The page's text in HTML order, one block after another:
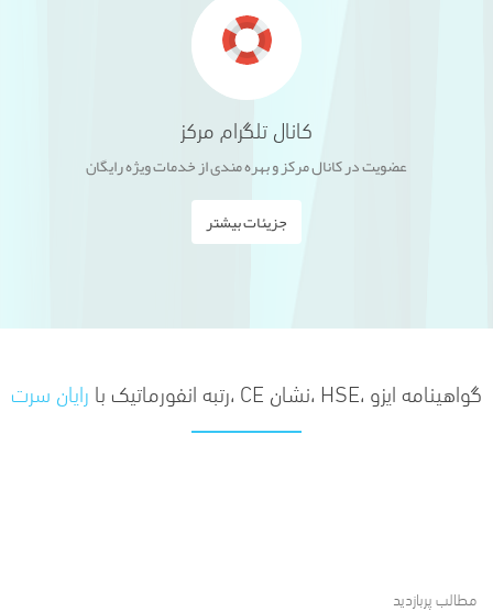
کانال تلگرام مرکز
عضویت در کانال مرکز و بهره مندی از خدمات ویژه رایگان
جزیئات بیشتر
گواهینامه ایزو ،HSE ،نشان CE ،رتبه انفورماتیک با رایان سرت
مطالب پربازدید